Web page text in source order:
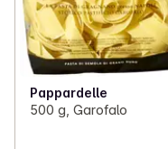
Pappardelle
500 g, Garofalo